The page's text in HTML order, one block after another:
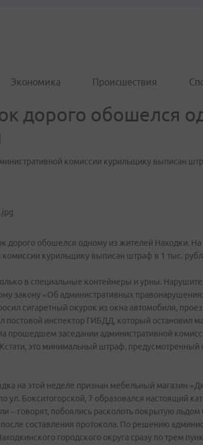
Экономика Происшествия
дорого обошелся
комиссии курильщику выписан
дорого обошелся одному из жителей Находки.
комиссии курильщику выписан штраф в 1 тыс.
в специальные контейнеры и урны.
закону «Об административных
сигаретный окурок из окна автомобиля,
постовой инспектор ГИБДД, который остановил
прошедшем заседании административной
это минимальный штраф, предусмотренный
на этой неделе признан мебельный магазин
ул. Бокситогорской, 7 образовался настоящий
– говорят, побоялись расколоть покрытую льдом
составления протокола. По решению
городского округа сразу по трем